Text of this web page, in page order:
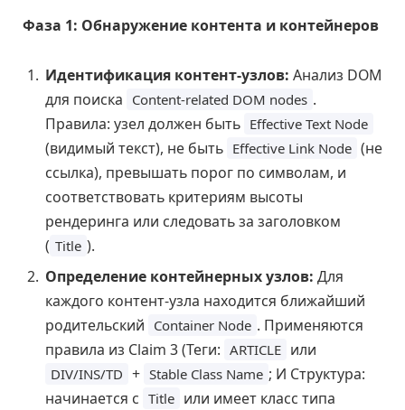
Фаза 1: Обнаружение контента и контейнеров
Идентификация контент-узлов: Анализ DOM
для поиска Content-related DOM nodes .
Правила: узел должен быть Effective Text Node
(видимый текст), не быть Effective Link Node (не
ссылка), превышать порог по символам, и
соответствовать критериям высоты
рендеринга или следовать за заголовком
( Title ).
Определение контейнерных узлов: Для
каждого контент-узла находится ближайший
родительский Container Node . Применяются
правила из Claim 3 (Теги: ARTICLE или
DIV/INS/TD + Stable Class Name ; И Структура:
начинается с Title или имеет класс типа